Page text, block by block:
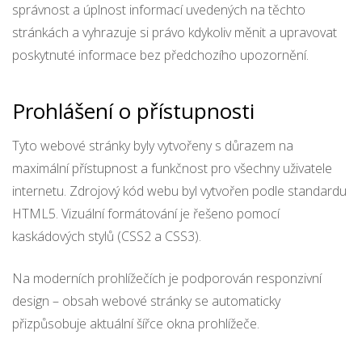
správnost a úplnost informací uvedených na těchto
stránkách a vyhrazuje si právo kdykoliv měnit a upravovat
poskytnuté informace bez předchozího upozornění.
Prohlášení o přístupnosti
Tyto webové stránky byly vytvořeny s důrazem na
maximální přístupnost a funkčnost pro všechny uživatele
internetu. Zdrojový kód webu byl vytvořen podle standardu
HTML5. Vizuální formátování je řešeno pomocí
kaskádových stylů (CSS2 a CSS3).
Na moderních prohlížečích je podporován responzivní
design – obsah webové stránky se automaticky
přizpůsobuje aktuální šířce okna prohlížeče.